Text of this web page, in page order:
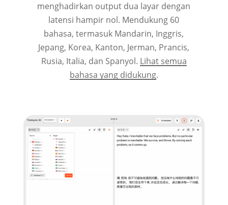
menghadirkan output dua layar dengan
latensi hampir nol. Mendukung 60
bahasa, termasuk Mandarin, Inggris,
Jepang, Korea, Kanton, Jerman, Prancis,
Rusia, Italia, dan Spanyol. Lihat semua
bahasa yang didukung.